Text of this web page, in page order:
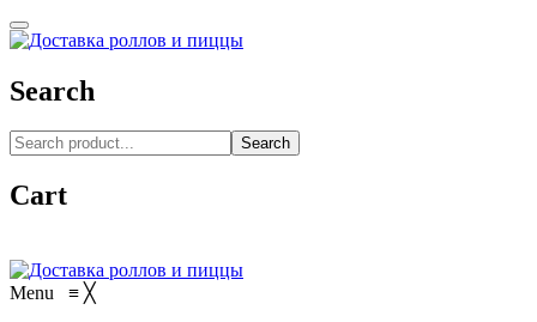
Search
Search
Cart
Menu ≡ ╳